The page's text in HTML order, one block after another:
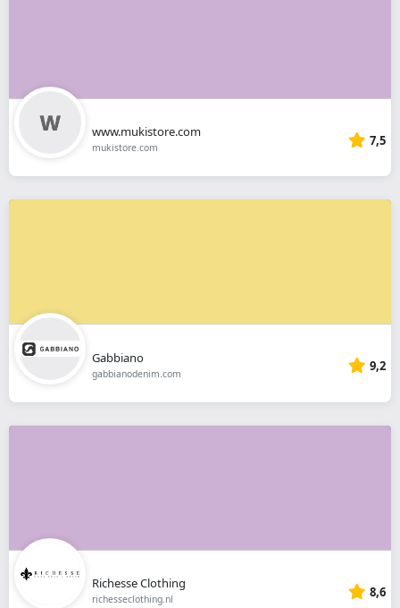
www.mukistore.com
mukistore.com 7,5
Gabbiano
gabbianodenim.com 9,2
Richesse Clothing
richesseclothing.nl 8,6